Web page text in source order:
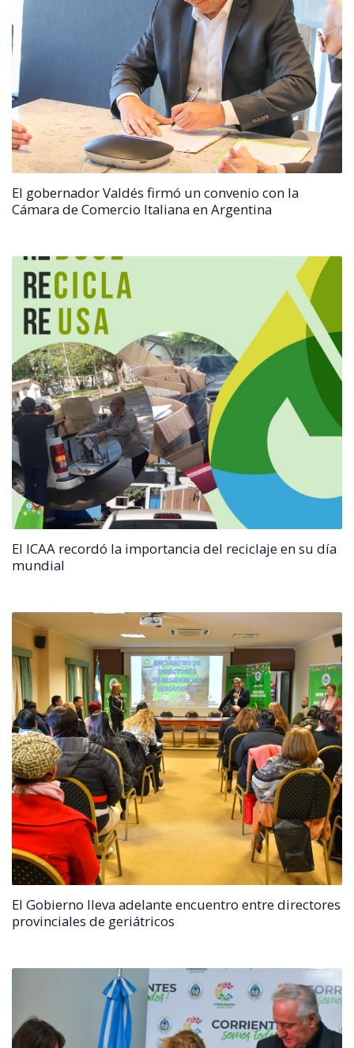
El gobernador Valdés firmó un convenio con la
Cámara de Comercio Italiana en Argentina
El ICAA recordó la importancia del reciclaje en su día
mundial
El Gobierno lleva adelante encuentro entre directores
provinciales de geriátricos